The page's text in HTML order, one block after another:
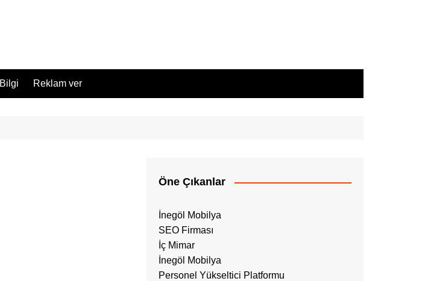
Bilgi Reklam ver
Öne Çıkanlar
İnegöl Mobilya
SEO Firması
İç Mimar
İnegöl Mobilya
Personel Yükseltici Platformu